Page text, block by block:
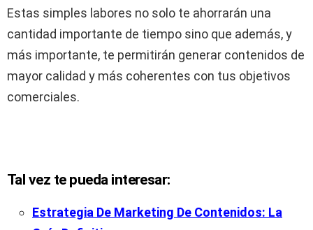
Estas simples labores no solo te ahorrarán una
cantidad importante de tiempo sino que además, y
más importante, te permitirán generar contenidos de
mayor calidad y más coherentes con tus objetivos
comerciales.
Tal vez te pueda interesar:
Estrategia De Marketing De Contenidos: La